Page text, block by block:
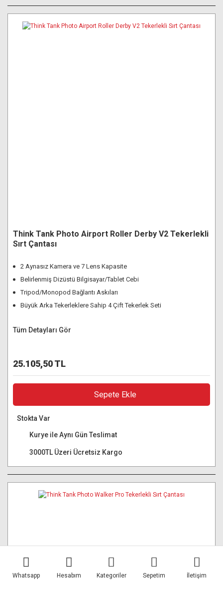
Think Tank Photo Airport Roller Derby V2 Tekerlekli
Sırt Çantası
2 Aynasız Kamera ve 7 Lens Kapasite
Belirlenmiş Dizüstü Bilgisayar/Tablet Cebi
Tripod/Monopod Bağlantı Askıları
Büyük Arka Tekerleklere Sahip 4 Çift Tekerlek Seti
Tüm Detayları Gör
25.105,50 TL
Sepete Ekle
Stokta Var
Kurye ile Aynı Gün Teslimat
3000TL Üzeri Ücretsiz Kargo
Whatsapp Hesabım Kategoriler Sepetim İletişim